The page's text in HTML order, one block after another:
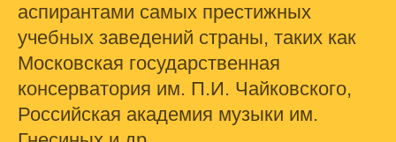
аспирантами самых престижных
учебных заведений страны, таких как
Московская государственная
консерватория им. П.И. Чайковского,
Российская академия музыки им.